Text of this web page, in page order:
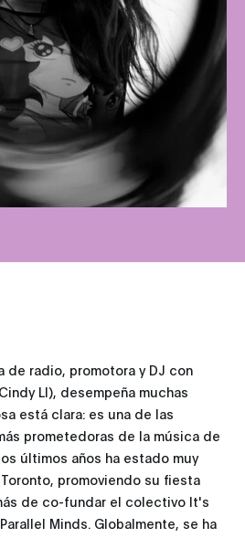
de radio, promotora y DJ con
LI), desempeña muchas
está clara: es una de las
prometedoras de la música de
últimos años ha estado muy
promoviendo su fiesta
de co-fundar el colectivo It's
Minds. Globalmente, se ha